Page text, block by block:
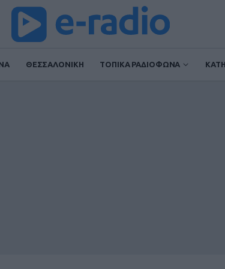
ΘΕΣΣΑΛΟΝΙΚΗ ΤΟΠΙΚΑ ΡΑΔΙΟΦΩΝΑ